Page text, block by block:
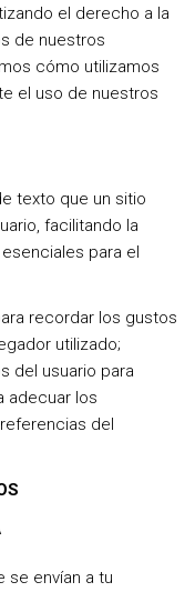
el derecho a la
de nuestros
cómo utilizamos
el uso de nuestros
texto que un sitio
facilitando la
para el
recordar los gustos
utilizado;
del usuario para
adecuar los
del
se envían a tu